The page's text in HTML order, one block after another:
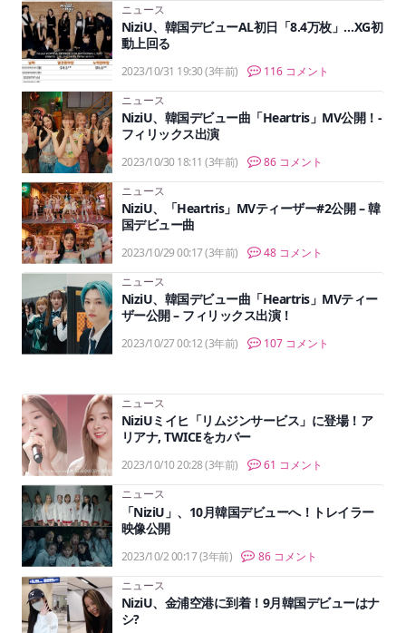
ニュース
NiziU、韓国デビューAL初日「8.4万枚」…XG初
動上回る
2023/10/31 19:30(3年前) 116 コメント
ニュース
NiziU、韓国デビュー曲「Heartris」MV公開！-
フィリックス出演
2023/10/30 18:11(3年前) 86 コメント
ニュース
NiziU、「Heartris」MVティーザー#2公開 – 韓
国デビュー曲
2023/10/29 00:17(3年前) 48 コメント
ニュース
NiziU、韓国デビュー曲「Heartris」MVティー
ザー公開 – フィリックス出演！
2023/10/27 00:12(3年前) 107 コメント
ニュース
NiziUミイヒ「リムジンサービス」に登場！ア
リアナ, TWICEをカバー
2023/10/10 20:28(3年前) 61 コメント
ニュース
「NiziU」、10月韓国デビューへ！トレイラー
映像公開
2023/10/2 00:17(3年前) 86 コメント
ニュース
NiziU、金浦空港に到着！9月韓国デビューはナ
シ?